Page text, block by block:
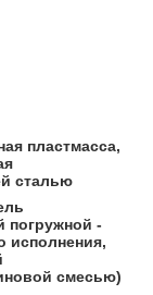
пластмасса,
сталью
погружной -
исполнения,
смесью)